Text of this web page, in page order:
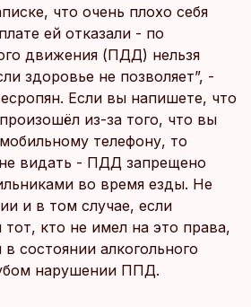
что очень плохо себя
ей отказали - по
движения (ПДД) нельзя
здоровье не позволяет”, -
Если вы напишете, что
из-за того, что вы
телефону, то
видать - ПДД запрещено
во время езды. Не
и в том случае, если
кто не имел на это права,
состоянии алкогольного
нарушении ППД.